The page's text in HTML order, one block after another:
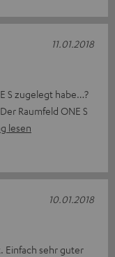
S zugelegt habe…?
Raumfeld ONE S
lesen
11.01.2018
Einfach sehr guter
10.01.2018